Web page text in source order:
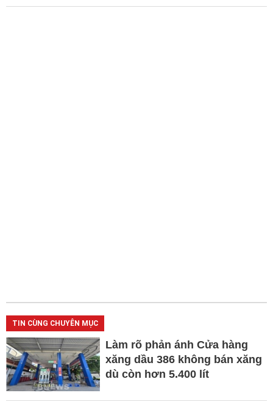
TIN CÙNG CHUYÊN MỤC
Làm rõ phản ánh Cửa hàng
xăng dầu 386 không bán xăng
dù còn hơn 5.400 lít